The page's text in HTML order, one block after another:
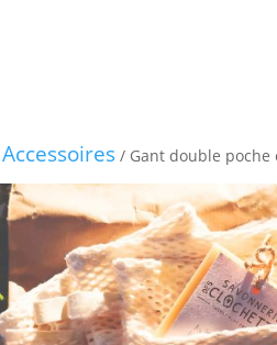
Accessoires/ Gant double poche